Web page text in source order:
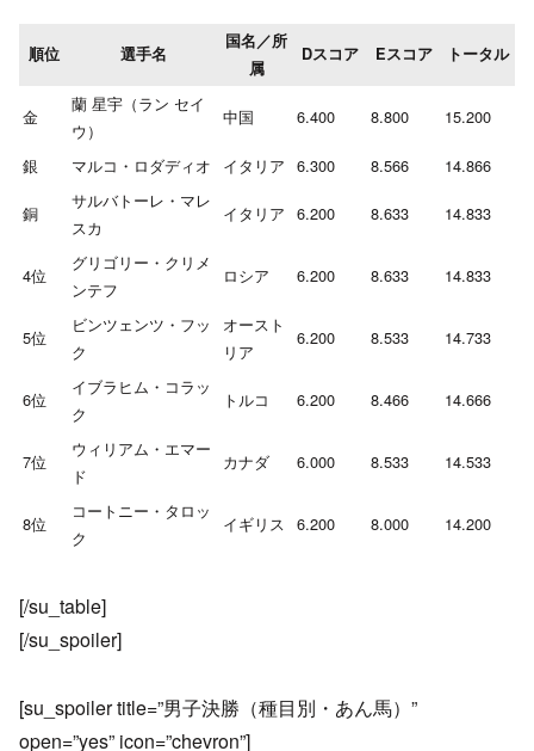
順位 選手名
国名／所
属
Dスコア Eスコア トータル
金
蘭 星宇（ラン セイ
ウ）
中国 6.400 8.800 15.200
銀 マルコ・ロダディオ イタリア 6.300 8.566 14.866
銅
サルバトーレ・マレ
スカ
イタリア 6.200 8.633 14.833
4位
グリゴリー・クリメ
ンテフ
ロシア 6.200 8.633 14.833
5位
ビンツェンツ・フッ
ク
オースト
リア
6.200 8.533 14.733
6位
イブラヒム・コラッ
ク
トルコ 6.200 8.466 14.666
7位
ウィリアム・エマー
ド
カナダ 6.000 8.533 14.533
8位
コートニー・タロッ
ク
イギリス 6.200 8.000 14.200
[/su_table]
[/su_spoiler]
[su_spoiler title=”男子決勝（種目別・あん馬）”
open=”yes” icon=”chevron”]